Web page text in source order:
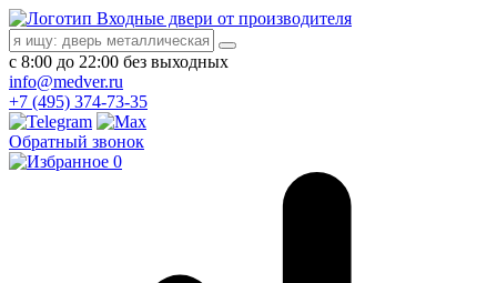
Входные двери от производителя
с 8:00 до 22:00 без выходных
info@medver.ru
+7 (495) 374-73-35
Обратный звонок
0